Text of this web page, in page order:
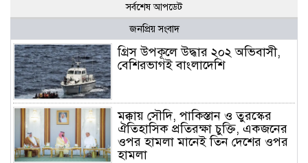
সর্বশেষ আপডেট
জনপ্রিয় সংবাদ
গ্রিস উপকূলে উদ্ধার ২০২ অভিবাসী,
বেশিরভাগই বাংলাদেশি
মক্কায় সৌদি, পাকিস্তান ও তুরস্কের
ঐতিহাসিক প্রতিরক্ষা চুক্তি, একজনের
ওপর হামলা মানেই তিন দেশের ওপর
হামলা